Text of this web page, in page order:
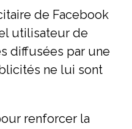
de Facebook
utilisateur de
diffusées par une
ne lui sont
renforcer la